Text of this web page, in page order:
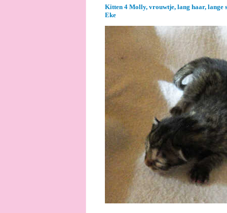
Kitten 4 Molly, vrouwtje, lang haar, lange
Eke